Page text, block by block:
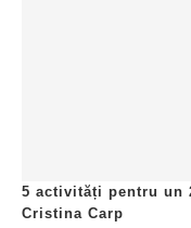
5 activități pentru un
Cristina Carp